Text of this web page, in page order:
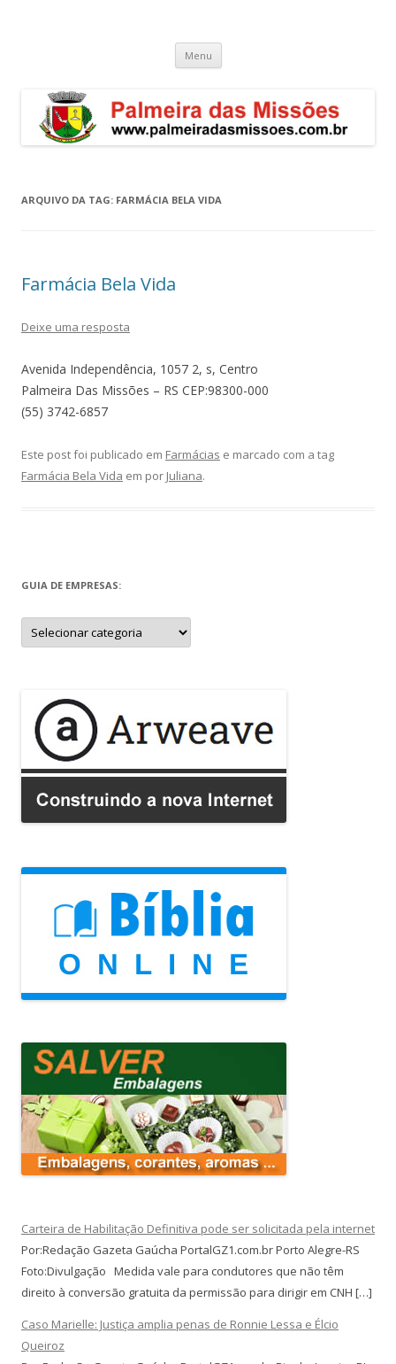
Menu Pular
o
ARQUIVO DA TAG: FARMÁCIA BELA VIDA
Farmácia Bela Vida
Deixe uma resposta
Avenida Independência, 1057 2, s, Centro
Palmeira Das Missões – RS CEP:98300-000
(55) 3742-6857
Este post foi publicado em Farmácias e marcado com a tag
Farmácia Bela Vida em por Juliana.
GUIA DE EMPRESAS:
Guia
de
Empresas:
Carteira de Habilitação Definitiva pode ser solicitada pela internet
Por:Redação Gazeta Gaúcha PortalGZ1.com.br Porto Alegre-RS
Foto:Divulgação Medida vale para condutores que não têm
direito à conversão gratuita da permissão para dirigir em CNH […]
Caso Marielle: Justiça amplia penas de Ronnie Lessa e Élcio
Queiroz